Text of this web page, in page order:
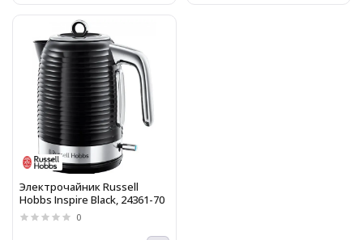
Электрочайник Russell
Hobbs Inspire Black, 24361-70
0